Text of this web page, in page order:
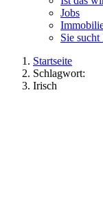
Jobs
Sie sucht
Startseite
Schlagwort:
Irisch